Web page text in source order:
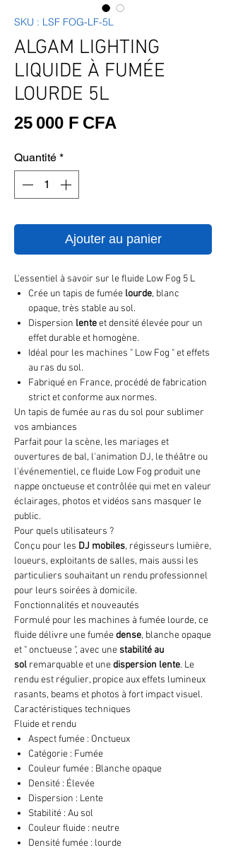
SKU : LSF FOG-LF-5L
ALGAM LIGHTING
LIQUIDE À FUMÉE
LOURDE 5L
25 000 F CFA
Quantité *
Ajouter au panier
L'essentiel à savoir sur le fluide Low Fog 5 L
Crée un tapis de fumée lourde, blanc
opaque, très stable au sol.
Dispersion lenteet densité élevée pour un
effet durable et homogène.
Idéal pour les machines " Low Fog " et effets
au ras du sol.
Fabriqué en France, procédé de fabrication
strict et conforme aux normes.
Un tapis de fumée au ras du sol pour sublimer
vos ambiances
Parfait pour la scène, les mariages et
ouvertures de bal, l'animation DJ, le théâtre ou
l'événementiel, ce fluide Low Fog produit une
nappe onctueuse et contrôlée qui met en valeur
éclairages, photos et vidéos sans masquer le
public.
Pour quels utilisateurs ?
Conçu pour les DJ mobiles, régisseurs lumière,
loueurs, exploitants de salles, mais aussi les
particuliers souhaitant un rendu professionnel
pour leurs soirées à domicile.
Fonctionnalités et nouveautés
Formulé pour les machines à fumée lourde, ce
fluide délivre une fuméedense, blanche opaque
et " onctueuse ", avec unestabilité au
sol remarquable et unedispersion lente. Le
rendu est régulier, propice aux effets lumineux
rasants, beams et photos à fort impact visuel.
Caractéristiques techniques
Fluide et rendu
Aspect fumée : Onctueux
Catégorie : Fumée
Couleur fumée : Blanche opaque
Densité : Élevée
Dispersion : Lente
Stabilité : Au sol
Couleur fluide : neutre
Densité fumée : lourde